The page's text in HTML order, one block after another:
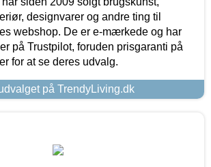
designvarer og andre ting til
webshop. De er e-mærkede og har
på Trustpilot, foruden prisgaranti på
for at se deres udvalg.
på TrendyLiving.dk